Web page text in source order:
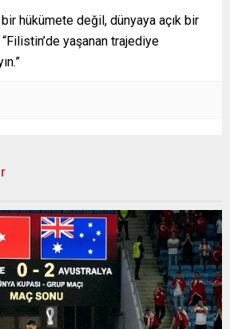
hükümete değil, dünyaya açık bir
yaşanan trajediye